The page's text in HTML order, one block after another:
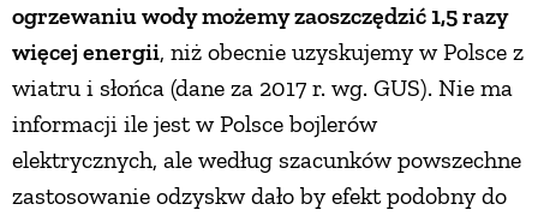
ogrzewaniu wody możemy zaoszczędzić 1,5 razy
więcej energii, niż obecnie uzyskujemy w Polsce z
wiatru i słońca (dane za 2017 r. wg. GUS). Nie ma
informacji ile jest w Polsce bojlerów
elektrycznych, ale według szacunków powszechne
zastosowanie odzyskw dało by efekt podobny do